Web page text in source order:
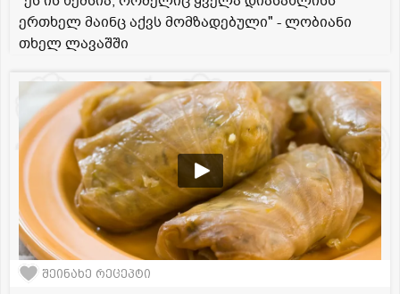
ერთხელ მაინც აქვს მომზადებული" - ლობიანი
თხელ ლავაშში
შეინახე რეცეპტი